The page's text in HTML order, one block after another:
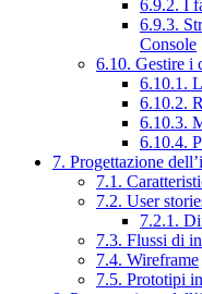
6.9.2. I
6.9.3.
Console
6.10. Gestire i
6.10.1.
6.10.2.
6.10.3.
6.10.4.
7. Progettazione
7.1.
7.2. User
7.2.1.
7.3. Flussi di
7.4. Wireframe
7.5. Prototipi